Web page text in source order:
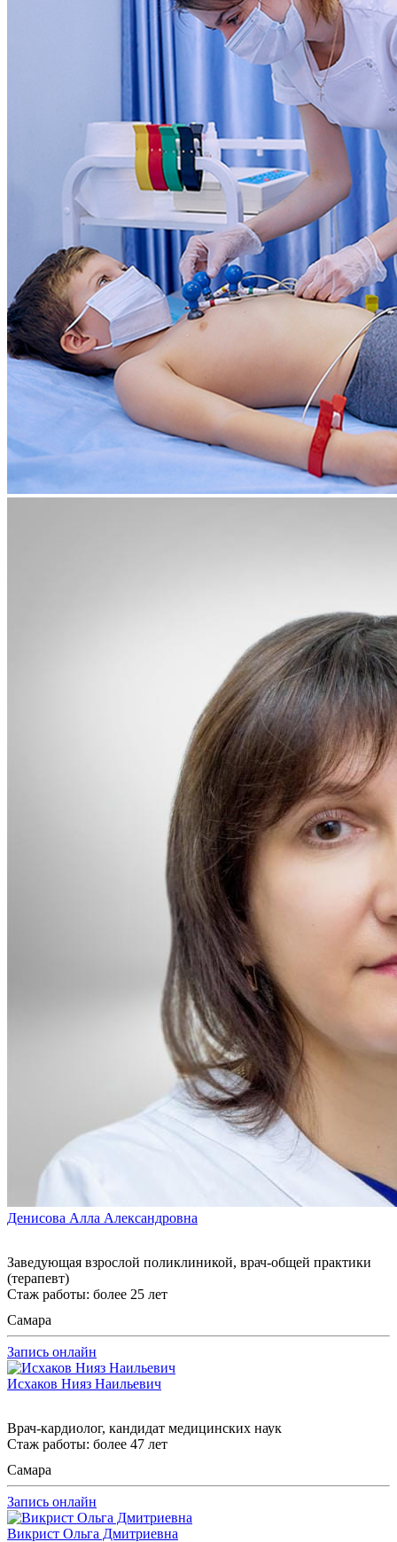
Денисова Алла Александровна
Заведующая взрослой поликлиникой, врач-общей практики
(терапевт)
Стаж работы: более 25 лет
Самара
Запись онлайн
Исхаков Нияз Наильевич
Врач-кардиолог, кандидат медицинских наук
Стаж работы: более 47 лет
Самара
Запись онлайн
Викрист Ольга Дмитриевна